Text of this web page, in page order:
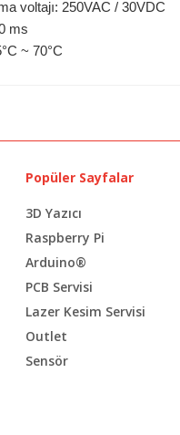
voltajı: 250VAC / 30VDC
ms
~ 70°C
Popüler Sayfalar
3D Yazıcı
Raspberry Pi
Arduino®
PCB Servisi
Lazer Kesim Servisi
Outlet
Sensör